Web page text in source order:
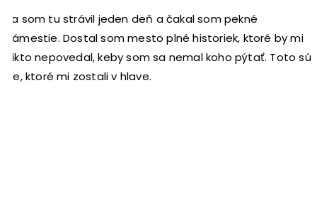
Ja som tu strávil jeden deň a čakal som pekné
námestie. Dostal som mesto plné historiek, ktoré by mi
nikto nepovedal, keby som sa nemal koho pýtať. Toto sú
tie, ktoré mi zostali v hlave.